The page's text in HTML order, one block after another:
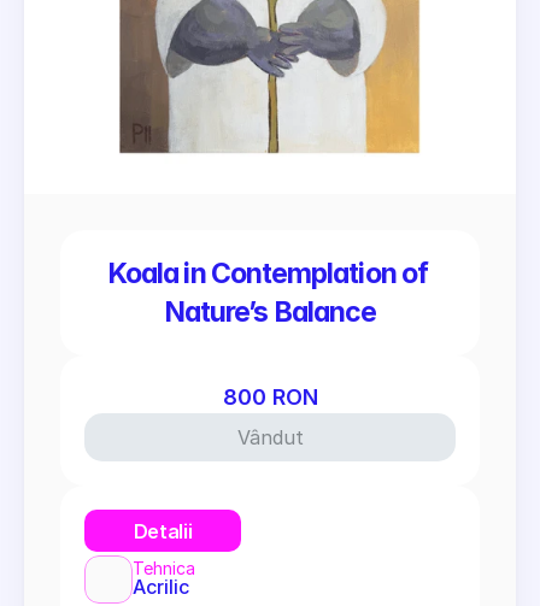
Koala in Contemplation of
Nature’s Balance
800 RON
Vândut
Detalii
Tehnica
Acrilic